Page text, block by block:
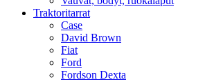
Traktoritarrat
Case
David Brown
Fiat
Ford
Fordson Dexta